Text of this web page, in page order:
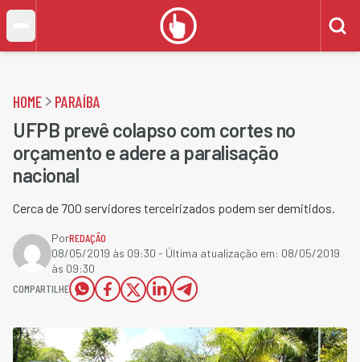
HOME PARAÍBA
UFPB prevê colapso com cortes no
orçamento e adere a paralisação
nacional
Cerca de 700 servidores terceirizados podem ser demitidos.
PorREDAÇÃO
08/05/2019 às 09:30 - Última atualização em: 08/05/2019
às 09:30
COMPARTILHE